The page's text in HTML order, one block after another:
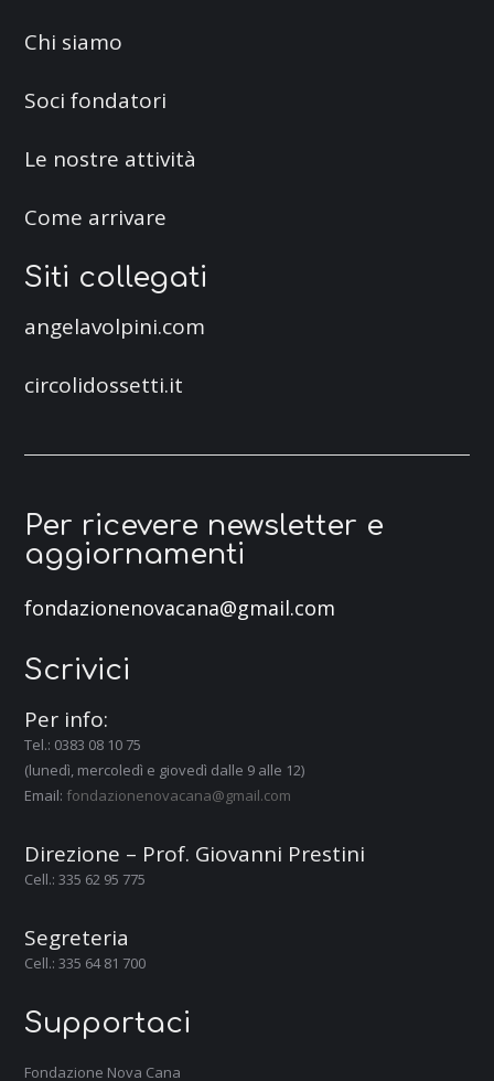
Chi siamo
Soci fondatori
Le nostre attività
Come arrivare
Siti collegati
angelavolpini.com
circolidossetti.it
Per ricevere newsletter e
aggiornamenti
fondazionenovacana@gmail.com
Scrivici
Per info:
Tel.: 0383 08 10 75
(lunedì, mercoledì e giovedì dalle 9 alle 12)
Email: fondazionenovacana@gmail.com
Direzione – Prof. Giovanni Prestini
Cell.: 335 62 95 775
Segreteria
Cell.: 335 64 81 700
Supportaci
Fondazione Nova Cana